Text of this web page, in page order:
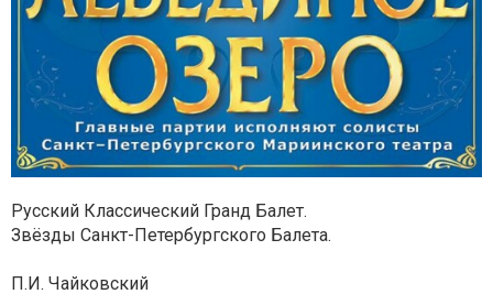
Русский Классический Гранд Балет.
Звёзды Санкт-Петербургского Балета.
П.И. Чайковский